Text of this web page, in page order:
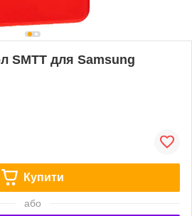
SMTT для Samsung
Купити
або